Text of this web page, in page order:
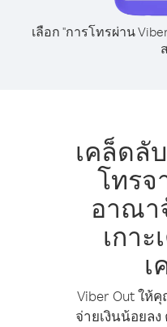
เลือก "การโทรผ่าน
เคล็ดลั
โทรจ
อาณา
เกา
เ
Viber Out ให้
จ่ายเงินน้อยล